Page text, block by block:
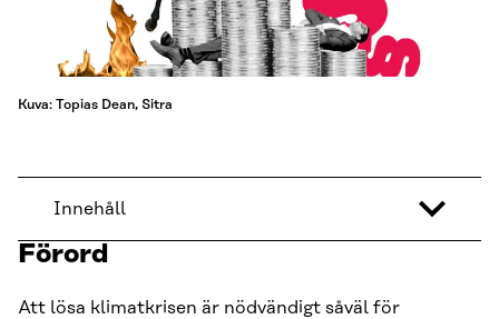
Kuva: Topias Dean, Sitra
Innehåll
Förord
Att lösa klimatkrisen är nödvändigt såväl för